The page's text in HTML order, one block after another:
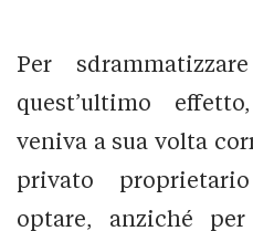
Per
quest’ultimo
veniva a sua volta
privato
optare, anziché